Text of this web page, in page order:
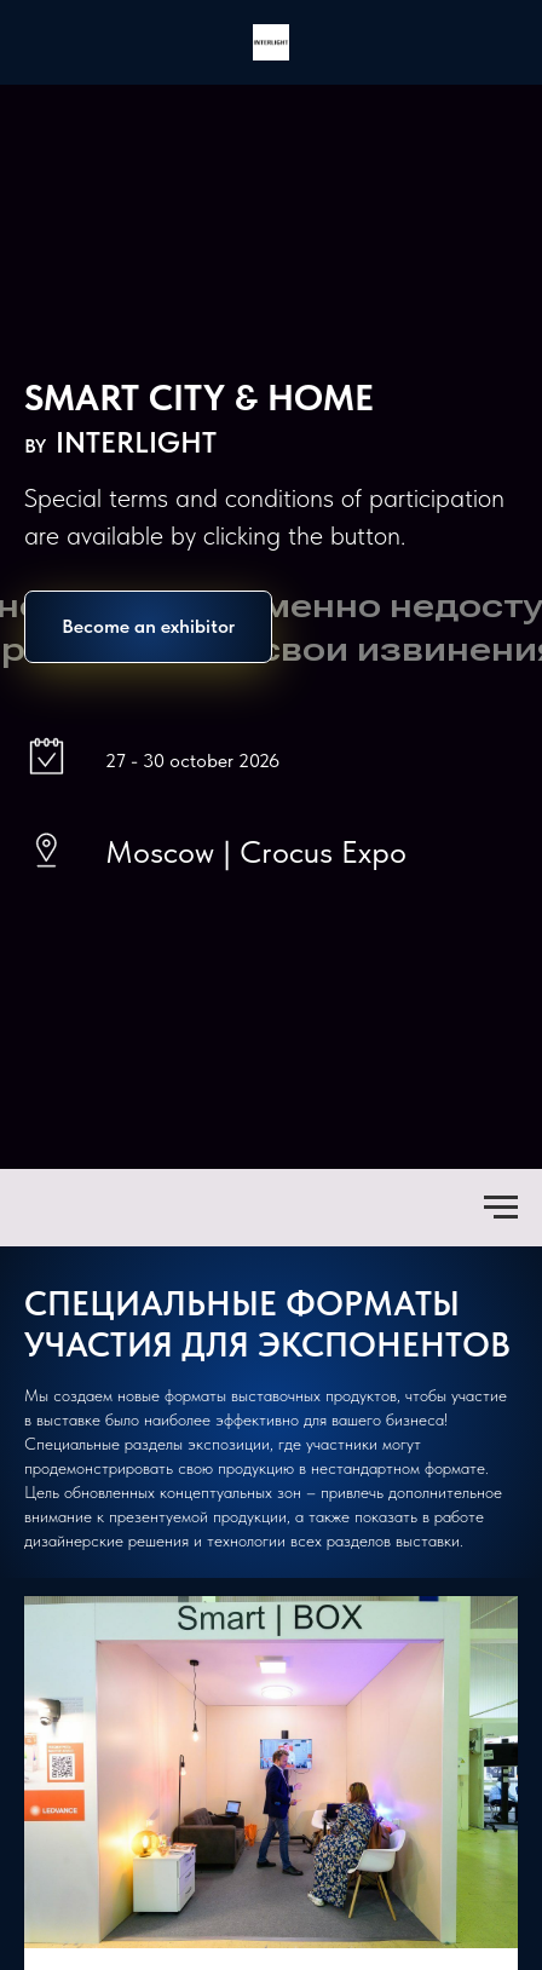
SMART CITY & HOME
BY INTERLIGHT
Special terms and conditions of participation
are available by clicking the button.
Become an exhibitor
27 - 30 october 2026
Moscow | Crocus Expo
СПЕЦИАЛЬНЫЕ ФОРМАТЫ
УЧАСТИЯ ДЛЯ ЭКСПОНЕНТОВ
Мы создаем новые форматы выставочных продуктов, чтобы участие
в выставке было наиболее эффективно для вашего бизнеса!
Специальные разделы экспозиции, где участники могут
продемонстрировать свою продукцию в нестандартном формате.
Цель обновленных концептуальных зон – привлечь дополнительное
внимание к презентуемой продукции, а также показать в работе
дизайнерские решения и технологии всех разделов выставки.